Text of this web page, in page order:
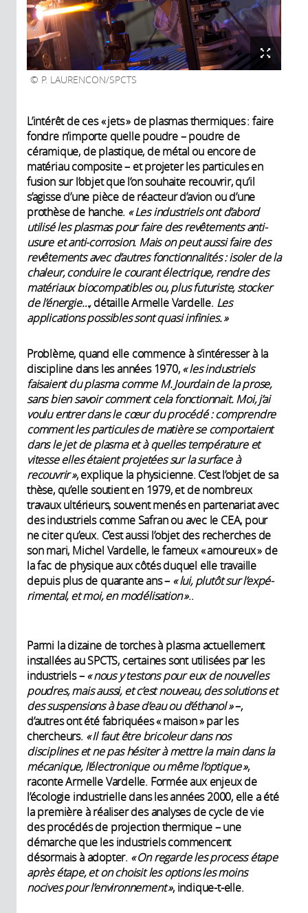
P. LAURENCON/SPCTS
L’intérêt de ces « jets » de plasmas thermiques : faire
fondre n’importe quelle poudre – poudre de
céramique, de plastique, de métal ou encore de
matériau composite – et projeter les particules en
fusion sur l’objet que l’on souhaite recouvrir, qu’il
s’agisse d’une pièce de réacteur d’avion ou d’une
prothèse de hanche. « Les industriels ont d’abord
utilisé les plasmas pour faire des revêtements anti-
usure et anti-corrosion. Mais on peut aussi faire des
revêtements avec d’autres fonctionnalités : isoler de la
chaleur, conduire le courant électrique, rendre des
matériaux biocompatibles ou, plus futuriste, stocker
de l’énergie…,détaille Armelle Vardelle. Les
applications possibles sont quasi infinies. »
Problème, quand elle commence à s’intéresser à la
discipline dans les années 1970,« les industriels
faisaient du plasma comme M. Jourdain de la prose,
sans bien savoir comment cela fonctionnait. Moi, j’ai
voulu entrer dans le cœur du procédé : compren­dre
comment les particules de matière se comportaient
dans le jet de plasma et à quelles température et
vitesse elles étaient projetées sur la surface à
recouvrir », explique la physicienne. C’est l’objet de sa
thèse, qu’elle soutient en 1979, et de nombreux
travaux ultérieurs, souvent menés en partenariat avec
des industriels comme Safran ou avec le CEA, pour
ne citer qu’eux. C’est aussi l’objet des recher­ches de
son mari, Michel Vardelle, le fameux « amoureux » de
la fac de physique aux côtés duquel elle travaille
depuis plus de quarante ans – « lui, plutôt sur l’expé­
rimental, et moi, en modélisation »..
Parmi la dizaine de torches à plasma actuellement
installées au SPCTS, certaines sont utilisées par les
industriels –« nous y testons pour eux de nouvelles
poudres, mais aussi, et c’est nouveau, des solutions et
des suspensions à base d’eau ou d’éthanol »–,
d’autres ont été fabriquées « maison » par les
chercheurs. « Il faut être bricoleur dans nos
disciplines et ne pas hésiter à mettre la main dans la
mécanique, l’électronique ou même l’optique »,
raconte Armelle Vardelle. Formée aux enjeux de
l’écologie industrielle dans les années 2000, elle a été
la première à réaliser des analyses de cycle de vie
des procédés de projection thermique – une
démarche que les industriels commencent
désormais à adopter. « On regarde les process étape
après étape, et on choisit les options les moins
nocives pour l’environnement », indique-t-elle.